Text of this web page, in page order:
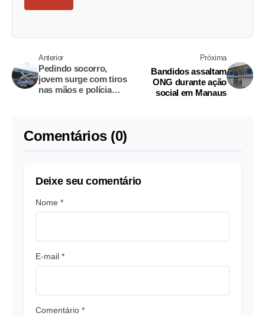
Anterior
Pedindo socorro,
jovem surge com tiros
nas mãos e polícia
Próxima
Bandidos assaltam
ONG durante ação
social em Manaus
Comentários (0)
Deixe seu comentário
Nome *
E-mail *
Comentário *